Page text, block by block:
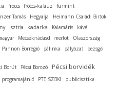
fröccs fröccs-kalauz furmint
Tamás Hegyalja
Heimann Családi Birtok
Isztria kadarka Kalamáris
kávé
Mecseknádasd merlot Olaszország
Pannon Borrégió pálinka pályázat pezsgő
Borút Pécsi Borozó Pécsi borvidék
programajánló PTE SZBKI
publicisztika